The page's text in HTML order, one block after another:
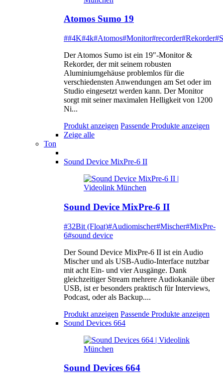
Atomos Sumo 19
##4K#4k#Atomos#Monitor#recorder#Rekorder
Der Atomos Sumo ist ein 19"-Monitor &
Rekorder, der mit seinem robusten
Aluminiumgehäuse problemlos für die
verschiedensten Anwendungen am Set oder im
Studio eingesetzt werden kann. Der Monitor
sorgt mit seiner maximalen Helligkeit von 1200
Ni...
Produkt anzeigen Passende Produkte anzeigen
Zeige alle
Ton
Sound Device MixPre-6 II
Sound Device MixPre-6 II
#32Bit (Float)#Audiomischer#Mischer#MixPre-
6#sound device
Der Sound Device MixPre-6 II ist ein Audio
Mischer und als USB-Audio-Interface nutzbar
mit acht Ein- und vier Ausgänge. Dank
gleichzeitiger Stream mehrere Audiokanäle über
USB, ist er besonders praktisch für Interviews,
Podcast, oder als Backup....
Produkt anzeigen Passende Produkte anzeigen
Sound Devices 664
Sound Devices 664